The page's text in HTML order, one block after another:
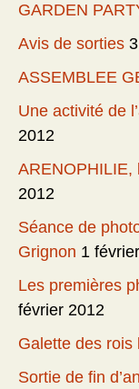
GARDEN
Avis de sorties
ASSEMBLEE
Une activité de
2012
ARENOPHILIE,
2012
Séance de
Grignon 1
Les premières
février 2012
Galette des rois
Sortie de fin